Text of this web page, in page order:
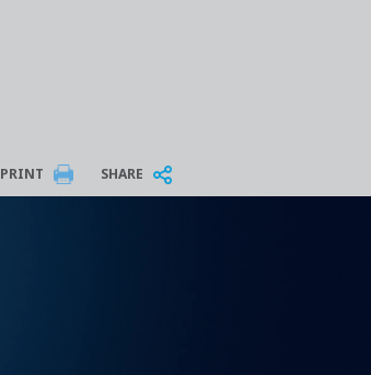
PRINT SHARE